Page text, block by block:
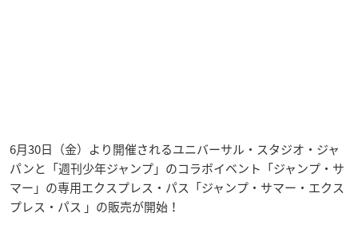
6月30日（金）より開催されるユニバーサル・スタジオ・ジャ
パンと「週刊少年ジャンプ」のコラボイベント「ジャンプ・サ
マー」の専用エクスプレス・パス「ジャンプ・サマー・エクス
プレス・パス 」の販売が開始！